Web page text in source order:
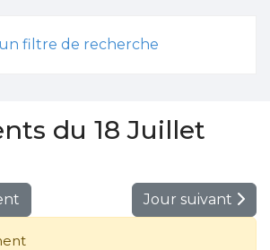
filtre de recherche
du 18 Juillet
Jour suivant